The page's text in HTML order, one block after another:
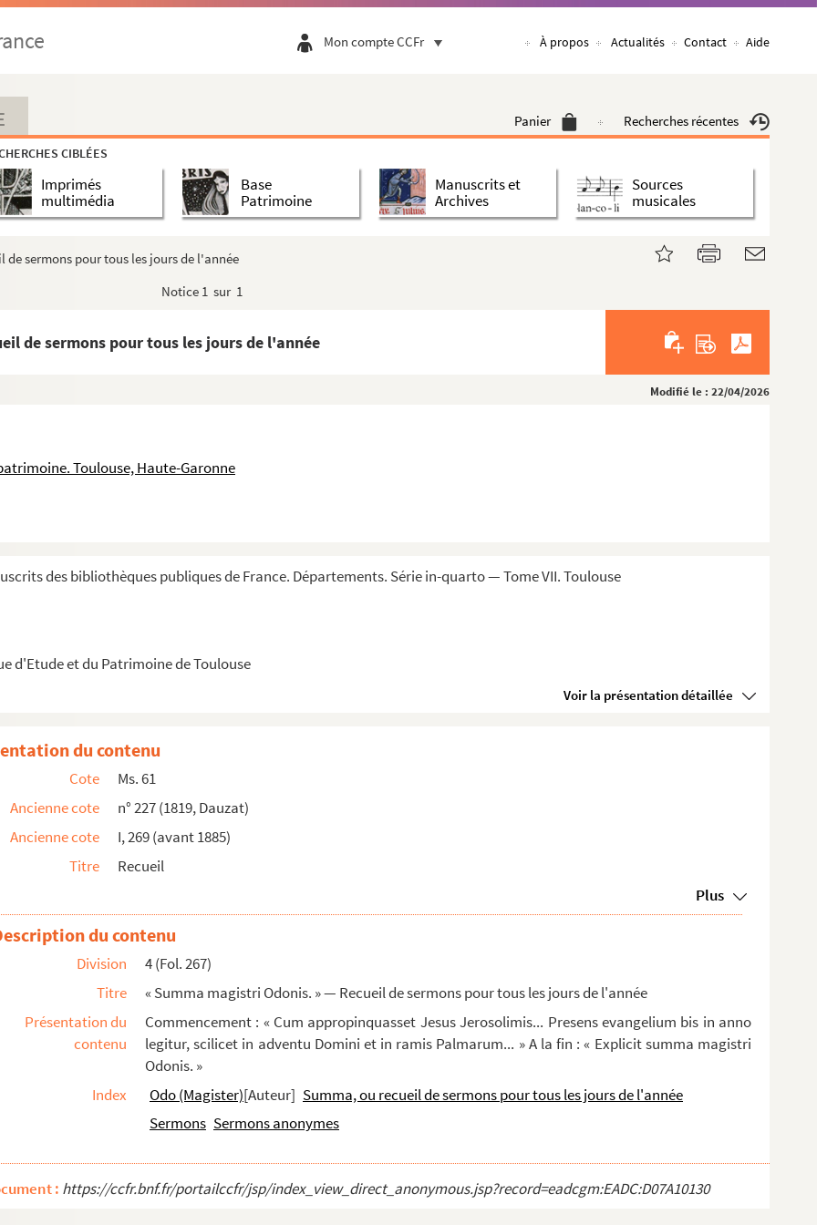
Mon compte CCFr À propos Actualités Contact Aide
Panier Recherches récentes
CIBLÉES
Imprimés
multimédia
Base
Patrimoine
Manuscrits et
Archives
Sources
musicales
de sermons pour tous les jours de l'année
Notice 1 sur 1
de sermons pour tous les jours de l'année
Modifié le : 22/04/2026
Toulouse, Haute-Garonne
des bibliothèques publiques de France. Départements. Série in-quarto — Tome VII. Toulouse
d'Etude et du Patrimoine de Toulouse
Voir la présentation détaillée
: in Matthaeum, in Iohannem
in sancti Thome de Aquino Catena Aurea
operibus sancti Augustini
chaque lettre, les mots sont réunis par livre...
Sentences
pour tous les jours de l'année
l'Assomption, la Purification, les Morts. A la fin du ...
foliotés 86, 87, 88 et 89
»
Psaumes, rangés par ordre de psaume, et...
littéral et grammatical des mots employés da...
»
du contenu
Cote
Ms. 61
Ancienne cote
n° 227 (1819, Dauzat)
Ancienne cote
I, 269 (avant 1885)
Titre
Recueil
Plus
du contenu
Division
4 (Fol. 267)
Titre
« Summa magistri Odonis. » — Recueil de sermons pour tous les jours de l'année
Présentation du
contenu
Commencement : « Cum appropinquasset Jesus Jerosolimis... Presens evangelium bis in anno
legitur, scilicet in adventu Domini et in ramis Palmarum... » A la fin : « Explicit summa magistri
Odonis. »
Index
Odo (Magister)[Auteur] Summa, ou recueil de sermons pour tous les jours de l'année
Sermons Sermons anonymes
: https://ccfr.bnf.fr/portailccfr/jsp/index_view_direct_anonymous.jsp?record=eadcgm:EADC:D07A10130